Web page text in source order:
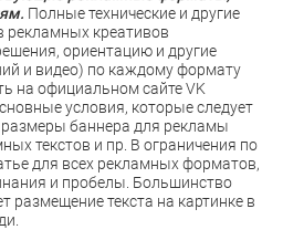
Полные технические и другие
рекламных креативов
ориентацию и другие
и видео) по каждому формату
на официальном сайте VK
условия, которые следует
баннера для рекламы
текстов и пр. В ограничения по
для всех рекламных форматов,
и пробелы. Большинство
размещение текста на картинке в